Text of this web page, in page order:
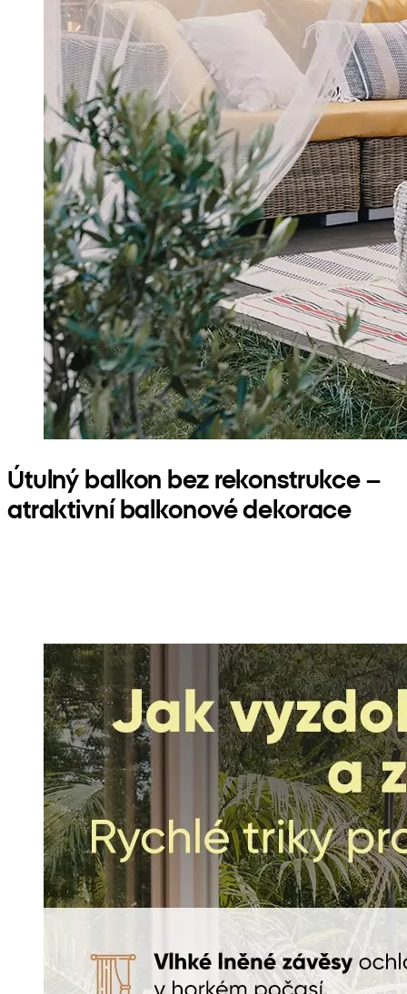
Útulný balkon bez rekonstrukce –
atraktivní balkonové dekorace